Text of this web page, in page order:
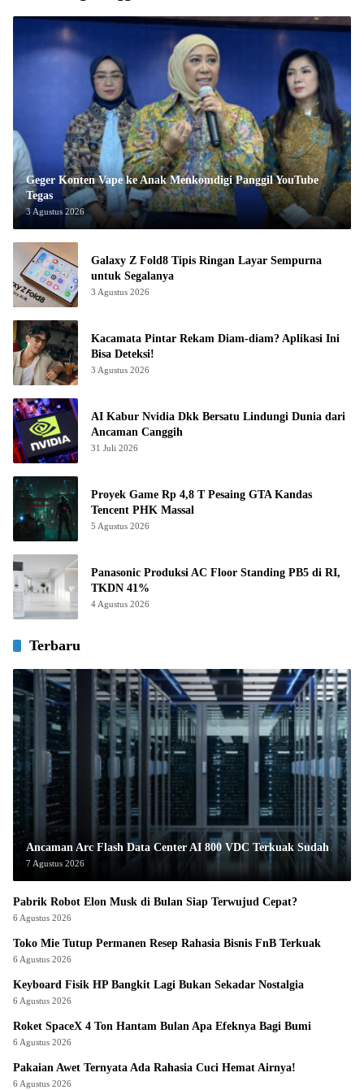
Geger Konten Vape ke Anak Menkomdigi Panggil YouTube
Tegas
3 Agustus 2026
Galaxy Z Fold8 Tipis Ringan Layar Sempurna
untuk Segalanya
3 Agustus 2026
Kacamata Pintar Rekam Diam-diam? Aplikasi Ini
Bisa Deteksi!
3 Agustus 2026
AI Kabur Nvidia Dkk Bersatu Lindungi Dunia dari
Ancaman Canggih
31 Juli 2026
Proyek Game Rp 4,8 T Pesaing GTA Kandas
Tencent PHK Massal
5 Agustus 2026
Panasonic Produksi AC Floor Standing PB5 di RI,
TKDN 41%
4 Agustus 2026
Terbaru
Ancaman Arc Flash Data Center AI 800 VDC Terkuak Sudah
7 Agustus 2026
Pabrik Robot Elon Musk di Bulan Siap Terwujud Cepat?
6 Agustus 2026
Toko Mie Tutup Permanen Resep Rahasia Bisnis FnB Terkuak
6 Agustus 2026
Keyboard Fisik HP Bangkit Lagi Bukan Sekadar Nostalgia
6 Agustus 2026
Roket SpaceX 4 Ton Hantam Bulan Apa Efeknya Bagi Bumi
6 Agustus 2026
Pakaian Awet Ternyata Ada Rahasia Cuci Hemat Airnya!
6 Agustus 2026